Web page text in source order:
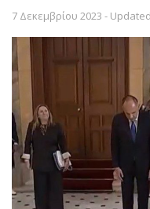
7 Δεκεμβρίου 2023 -